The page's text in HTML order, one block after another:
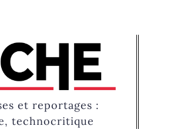
et reportages :
technocritique